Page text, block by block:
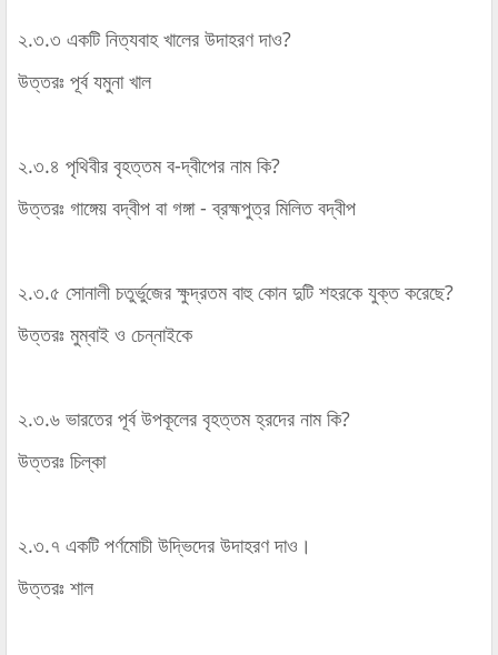
২.৩.৩ একটি নিত্যবাহ খালের উদাহরণ দাও?
উত্তরঃ পূর্ব যমুনা খাল
২.৩.৪ পৃথিবীর বৃহত্তম ব-দ্বীপের নাম কি?
উত্তরঃ গাঙ্গেয় বদ্বীপ বা গঙ্গা - ব্রহ্মপুত্র মিলিত বদ্বীপ
২.৩.৫ সোনালী চতুর্ভুজের ক্ষুদ্রতম বাহু কোন দুটি শহরকে যুক্ত করেছে?
উত্তরঃ মুম্বাই ও চেন্নাইকে
২.৩.৬ ভারতের পূর্ব উপকূলের বৃহত্তম হ্রদের নাম কি?
উত্তরঃ চিল্কা
২.৩.৭ একটি পর্ণমোচী উদ্ভিদের উদাহরণ দাও।
উত্তরঃ শাল